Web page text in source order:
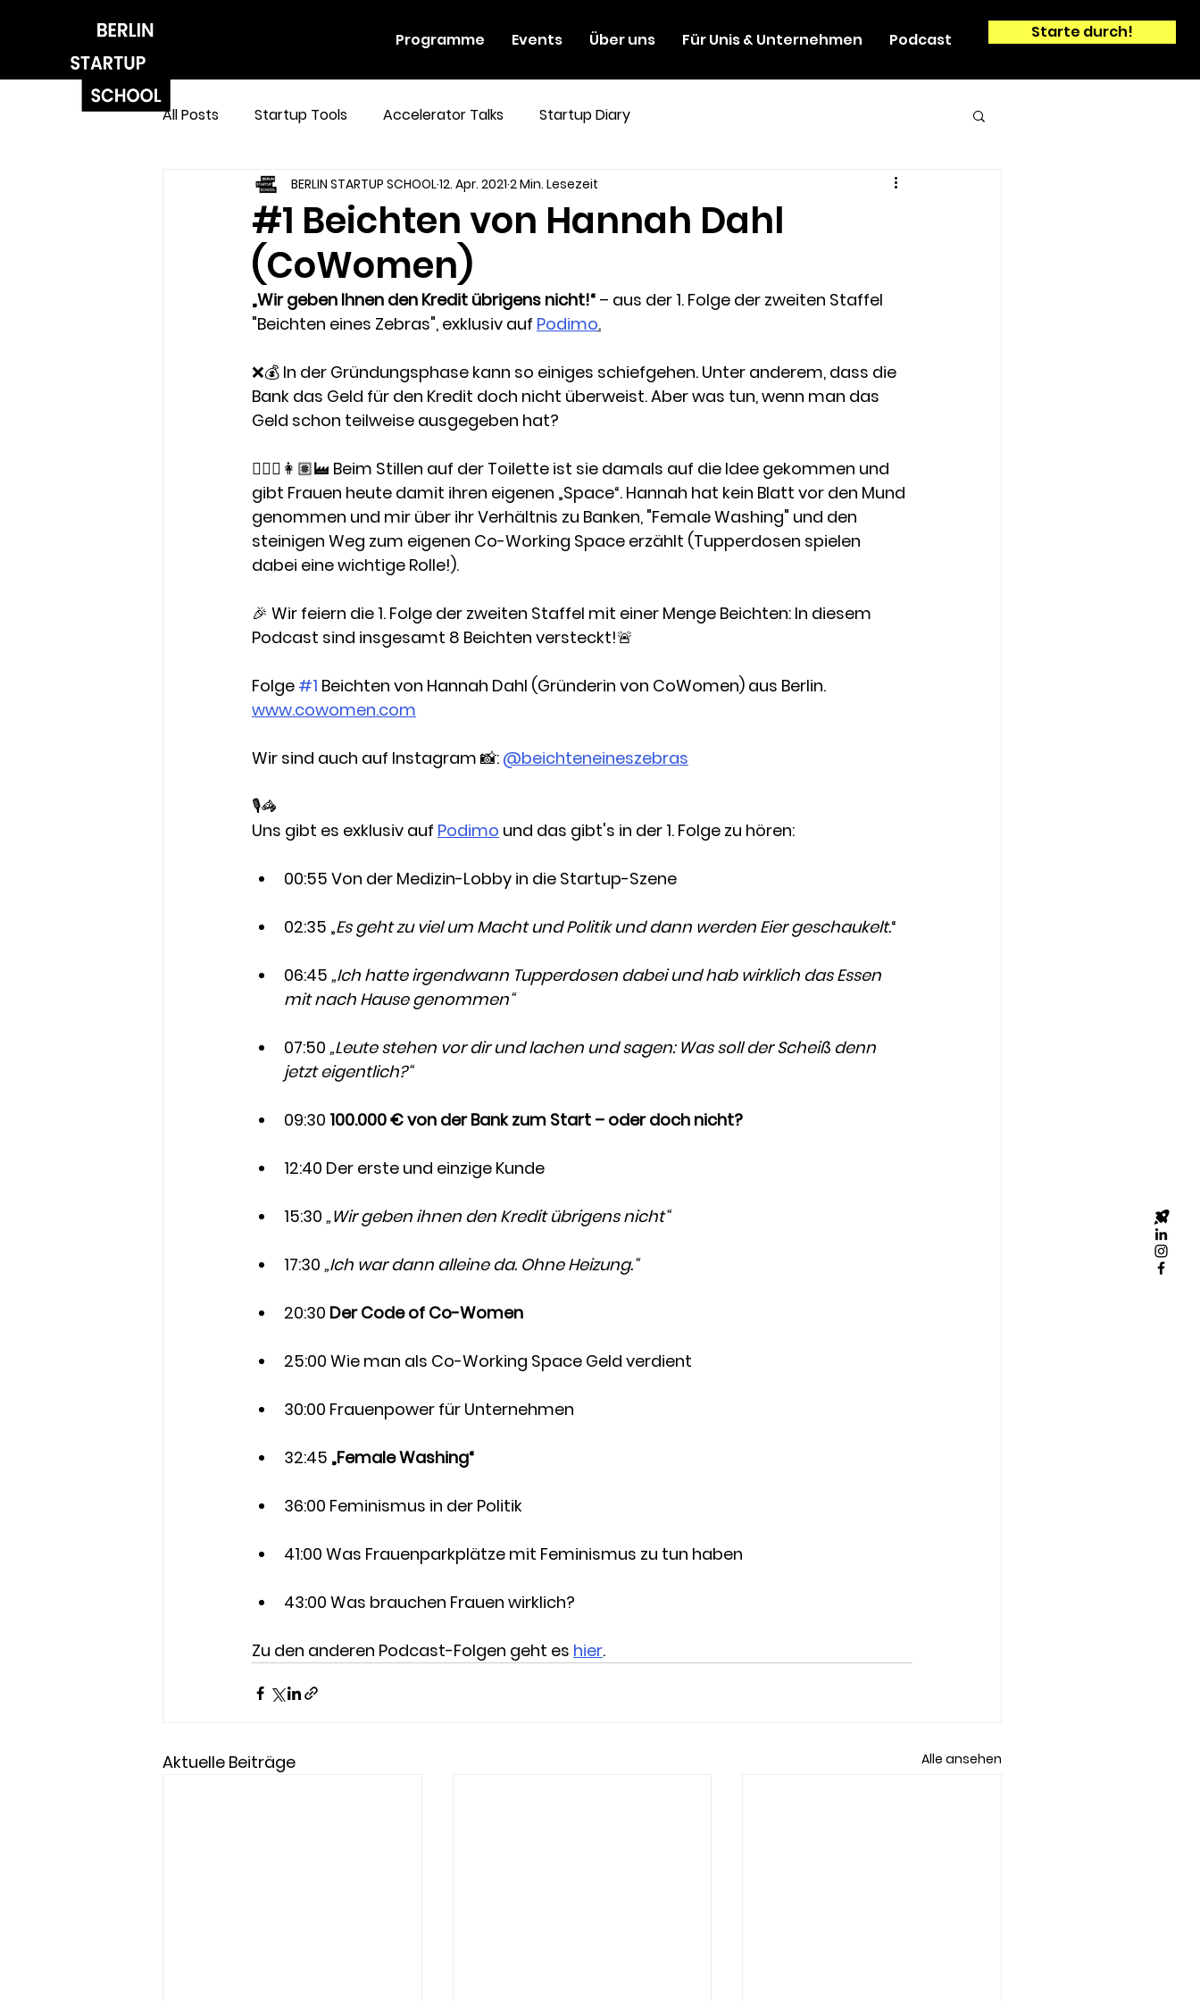
Programme Events Über uns Für Unis & Unternehmen Podcast Starte durch!
All Posts Startup Tools Accelerator Talks Startup Diary
#1 Beichten von Hannah Dahl
(CoWomen)
BERLIN STARTUP SCHOOL12. Apr. 2021 2 Min. Lesezeit
„Wir geben Ihnen den Kredit übrigens nicht!“ – aus der 1. Folge der zweiten Staffel
"Beichten eines Zebras", exklusiv auf Podimo.
❌💰 In der Gründungsphase kann so einiges schiefgehen. Unter anderem, dass die
Bank das Geld für den Kredit doch nicht überweist. Aber was tun, wenn man das
Geld schon teilweise ausgegeben hat?
👩🏼‍⚖️👩🏽‍🏭 Beim Stillen auf der Toilette ist sie damals auf die Idee gekommen und
gibt Frauen heute damit ihren eigenen „Space“. Hannah hat kein Blatt vor den Mund
genommen und mir über ihr Verhältnis zu Banken, "Female Washing" und den
steinigen Weg zum eigenen Co-Working Space erzählt (Tupperdosen spielen
dabei eine wichtige Rolle!).
🎉 Wir feiern die 1. Folge der zweiten Staffel mit einer Menge Beichten: In diesem
Podcast sind insgesamt 8 Beichten versteckt!🚨
Folge #1 Beichten von Hannah Dahl (Gründerin von CoWomen) aus Berlin.
www.cowomen.com
Wir sind auch auf Instagram 📸: @beichteneineszebras
🎙🦓
Uns gibt es exklusiv auf Podimo und das gibt's in der 1. Folge zu hören:
00:55 Von der Medizin-Lobby in die Startup-Szene
02:35 „Es geht zu viel um Macht und Politik und dann werden Eier geschaukelt.“
06:45 „Ich hatte irgendwann Tupperdosen dabei und hab wirklich das Essen
mit nach Hause genommen“
07:50 „Leute stehen vor dir und lachen und sagen: Was soll der Scheiß denn
jetzt eigentlich?“
09:30 100.000 € von der Bank zum Start – oder doch nicht?
12:40 Der erste und einzige Kunde
15:30 „Wir geben ihnen den Kredit übrigens nicht“
17:30 „Ich war dann alleine da. Ohne Heizung.“
20:30 Der Code of Co-Women
25:00 Wie man als Co-Working Space Geld verdient
30:00 Frauenpower für Unternehmen
32:45 „Female Washing“
36:00 Feminismus in der Politik
41:00 Was Frauenparkplätze mit Feminismus zu tun haben
43:00 Was brauchen Frauen wirklich?
Zu den anderen Podcast-Folgen geht es hier.
Aktuelle Beiträge Alle ansehen